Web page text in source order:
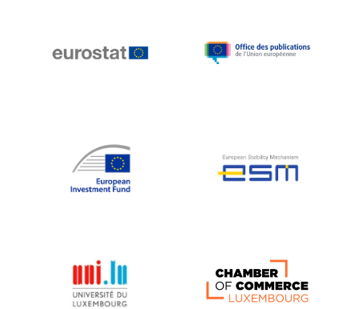
Katharien L.C. Hunt
Klaus-Heiner Lehne
Koen LENAERTS
Lars Heikensten
Lucas Papademos
Máire Geoghegan-Quinn